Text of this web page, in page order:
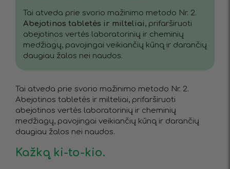
Tai atveda prie svorio mažinimo metodo Nr. 2.
Abejotinos tabletės ir milteliai, prifarširuoti
abejotinos vertės laboratorinių ir cheminių
medžiagų, pavojingai veikiančių kūną ir darančių
daugiau žalos nei naudos.
Tai atveda prie svorio mažinimo metodo Nr. 2.
Abejotinos tabletės ir milteliai, prifarširuoti
abejotinos vertės laboratorinių ir cheminių
medžiagų, pavojingai veikiančių kūną ir darančių
daugiau žalos nei naudos.
Kažką ki-to-kio.